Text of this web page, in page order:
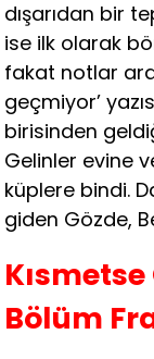
dışarıdan bir
ise ilk olarak
fakat notlar
geçmiyor’
birisinden
Gelinler evine
küplere bindi.
giden Gözde,
Bölüm